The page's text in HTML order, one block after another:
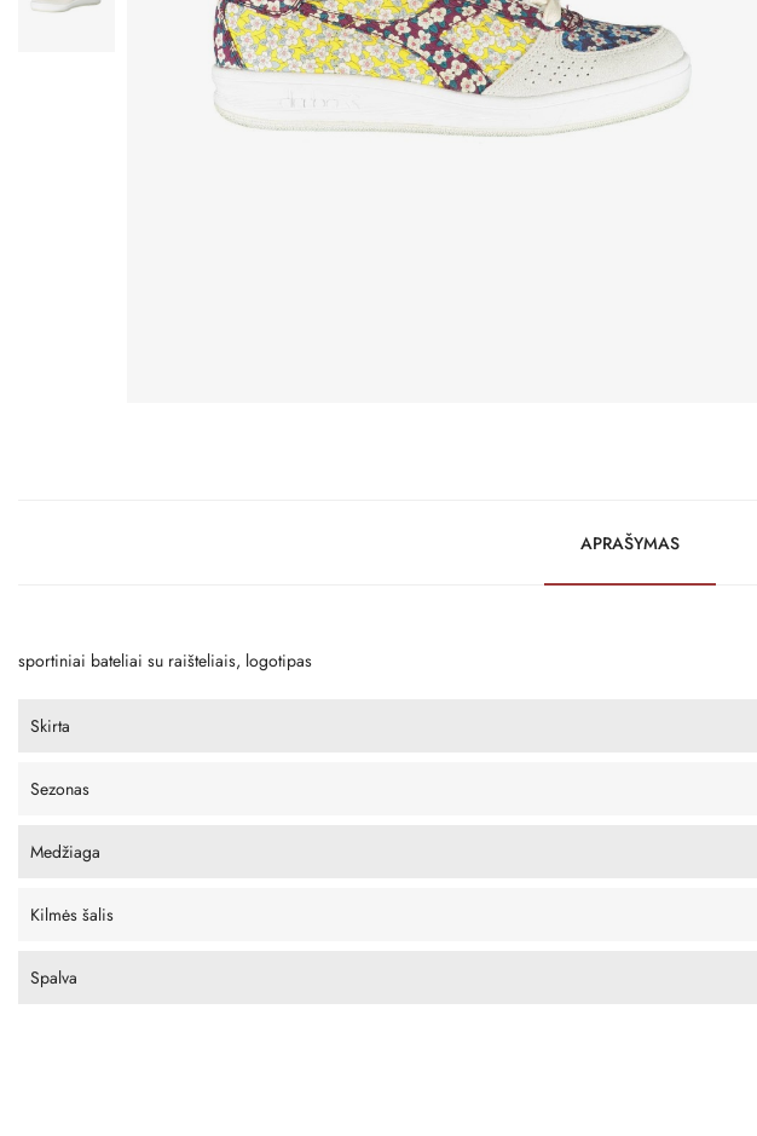
APRAŠYMAS
sportiniai bateliai su raišteliais, logotipas
Skirta
Sezonas
Medžiaga
Kilmės šalis
Spalva